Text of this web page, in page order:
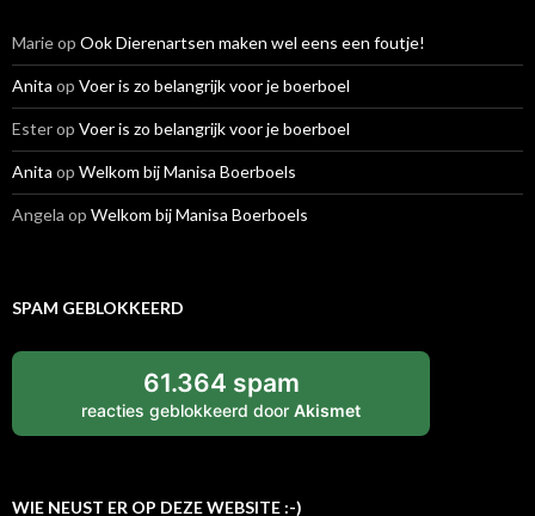
Marieop Ook Dierenartsen maken wel eens een foutje!
Anita op Voer is zo belangrijk voor je boerboel
Esterop Voer is zo belangrijk voor je boerboel
Anita op Welkom bij Manisa Boerboels
Angela op Welkom bij Manisa Boerboels
SPAM GEBLOKKEERD
61.364 spam
reacties geblokkeerd door Akismet
WIE NEUST ER OP DEZE WEBSITE :-)